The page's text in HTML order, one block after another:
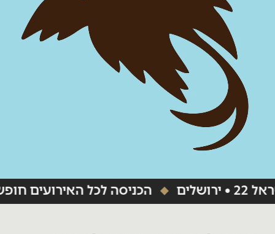
הכניסה לכל האירועים חופשית